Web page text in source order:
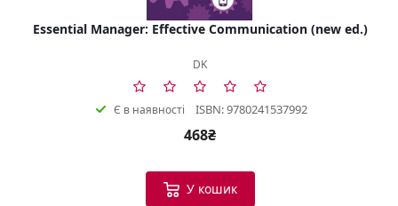
Essential Manager: Effective Communication (new ed.)
DK
Є в наявності ISBN: 9780241537992
468₴
У кошик